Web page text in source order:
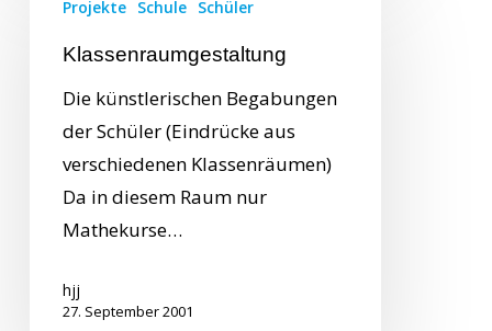
Projekte Schule Schüler
Klassenraumgestaltung
Die künstlerischen Begabungen
der Schüler (Eindrücke aus
verschiedenen Klassenräumen)
Da in diesem Raum nur
Mathekurse…
hjj
27. September 2001